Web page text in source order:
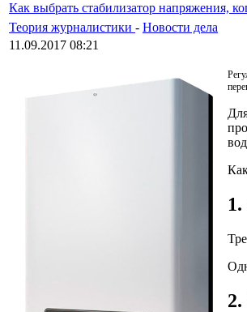
Как выбрать стабилизатор напряжения,
Теория журналистики - Новости дела
11.09.2017 08:21